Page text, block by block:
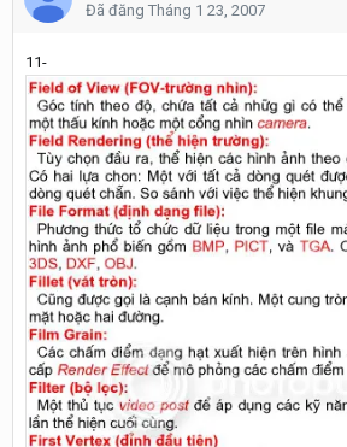
Đã đăng Tháng 1 23, 2007
11-